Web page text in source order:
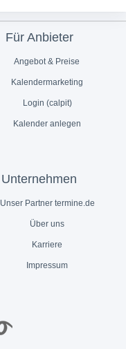
Für Anbieter
Angebot & Preise
Kalendermarketing
Login (calpit)
Kalender anlegen
Unternehmen
Unser Partner termine.de
Über uns
Karriere
Impressum